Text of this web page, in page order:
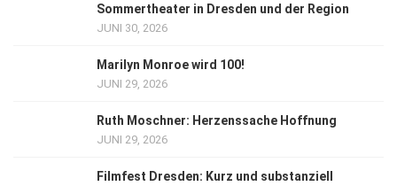
Sommertheater in Dresden und der Region
JUNI 30, 2026
Marilyn Monroe wird 100!
JUNI 29, 2026
Ruth Moschner: Herzenssache Hoffnung
JUNI 29, 2026
Filmfest Dresden: Kurz und substanziell